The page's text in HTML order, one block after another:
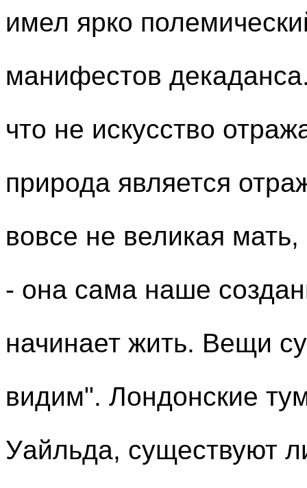
имел ярко
манифестов
что не искусство
природа является
вовсе не великая
- она сама наше
начинает жить. Вещи
видим". Лондонские
Уайльда, существуют